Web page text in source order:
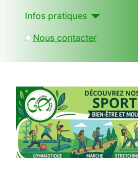
Infos pratiques
Nous contacter